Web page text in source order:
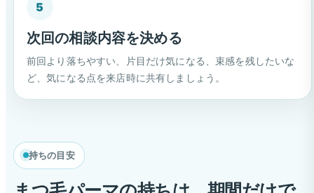
5
次回の相談内容を決める
前回より落ちやすい、片目だけ気になる、束感を残したいな
ど、気になる点を来店時に共有しましょう。
持ちの目安